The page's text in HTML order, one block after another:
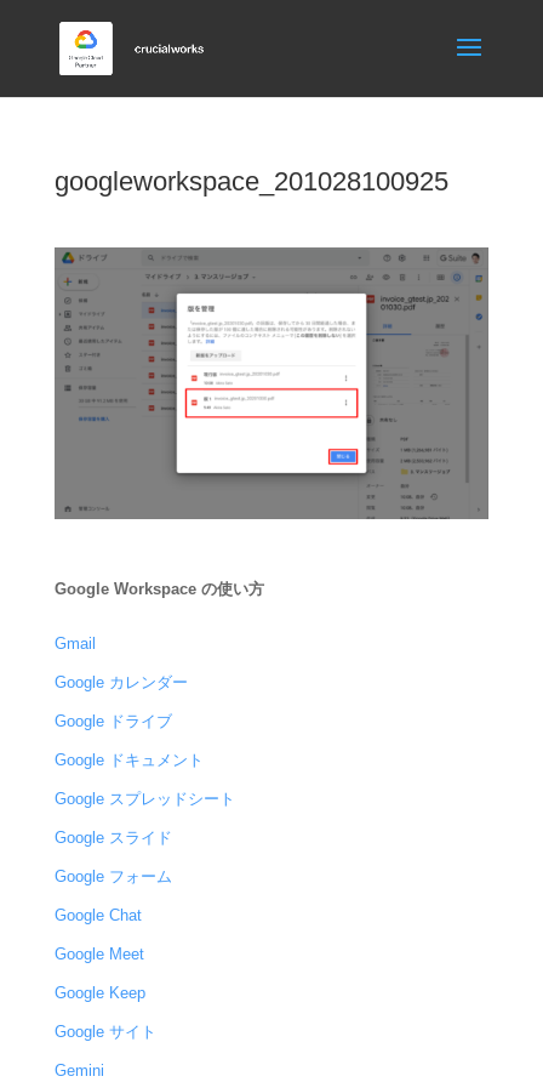
googleworkspace_201028100925
Google Workspace の使い方
Gmail
Google カレンダー
Google ドライブ
Google ドキュメント
Google スプレッドシート
Google スライド
Google フォーム
Google Chat
Google Meet
Google Keep
Google サイト
Gemini